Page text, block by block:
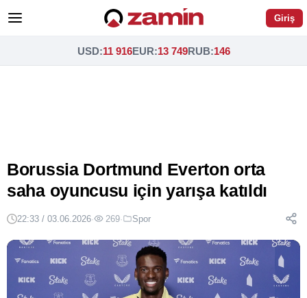
Giriş
USD:11 916EUR:13 749RUB:146
Borussia Dortmund Everton orta
saha oyuncusu için yarışa katıldı
22:33 / 03.06.2026· 269· Spor